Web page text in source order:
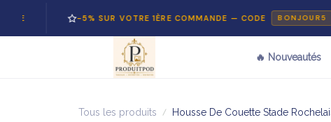
-5% SUR VOTRE 1ÈRE COMMANDE — CODE BONJOUR5
🔥 Nouveautés
Tous les produits Housse De Couette Stade